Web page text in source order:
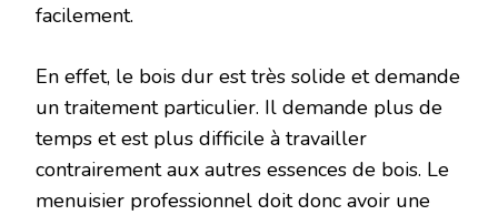
facilement.
En effet, le bois dur est très solide et demande
un traitement particulier. Il demande plus de
temps et est plus difficile à travailler
contrairement aux autres essences de bois. Le
menuisier professionnel doit donc avoir une